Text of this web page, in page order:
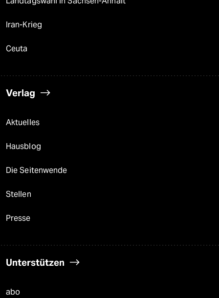
Iran-Krieg
Ceuta
Verlag
Aktuelles
Hausblog
Die Seitenwende
Stellen
Presse
Unterstützen
abo